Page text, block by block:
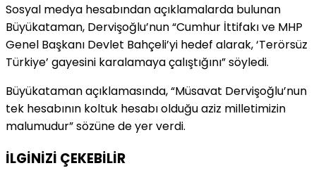
Sosyal medya hesabından açıklamalarda bulunan
Büyükataman, Dervişoğlu’nun “Cumhur İttifakı ve MHP
Genel Başkanı Devlet Bahçeli’yi hedef alarak, ‘Terörsüz
Türkiye’ gayesini karalamaya çalıştığını” söyledi.
Büyükataman açıklamasında, “Müsavat Dervişoğlu’nun
tek hesabının koltuk hesabı olduğu aziz milletimizin
malumudur” sözüne de yer verdi.
İLGİNİZİ ÇEKEBİLİR